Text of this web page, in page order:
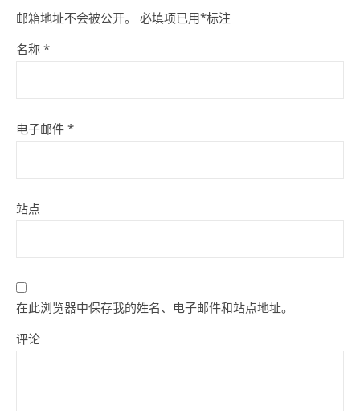
邮箱地址不会被公开。 必填项已用*标注
名称 *
电子邮件 *
站点
在此浏览器中保存我的姓名、电子邮件和站点地址。
评论